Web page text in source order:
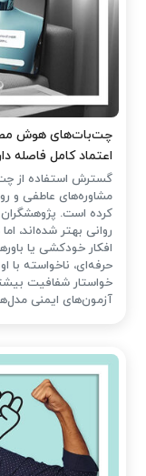
چت‌بات‌های هوش
اعتماد کامل فاصله
گسترش استفاده از
مشاوره‌های عاطفی و
کرده است.
روانی بهتر شده‌اند،
افکار خودکشی یا
حرفه‌ای، ناخواسته با
خواستار شفافیت
آزمون‌های ایمنی